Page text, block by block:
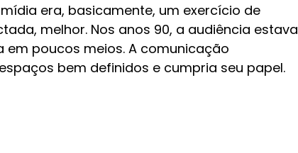
era, basicamente, um exercício de
melhor. Nos anos 90, a audiência estava
em poucos meios. A comunicação
bem definidos e cumpria seu papel.